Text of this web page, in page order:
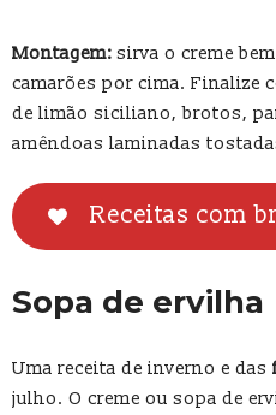
Montagem: sirva o creme
camarões por cima. Finalize
de limão siciliano, brotos,
amêndoas laminadas
Receitas com
Sopa de ervilha
Uma receita de inverno e das
julho. O creme ou sopa de